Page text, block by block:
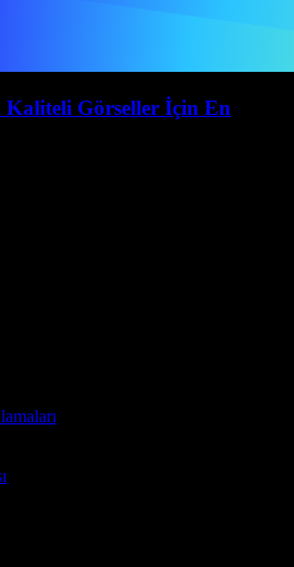
Kaliteli Görseller İçin En